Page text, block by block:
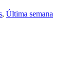
, Última semana